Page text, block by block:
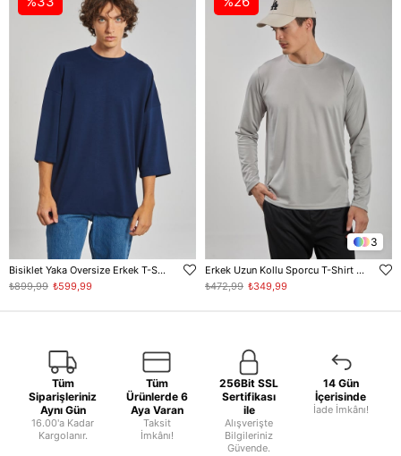
Bisiklet Yaka Oversize Erkek T-Shirt - Lacivert
₺599,99
₺899,99
3
Erkek Uzun Kollu Sporcu T-Shirt - Gri
₺349,99
₺472,99
Tüm
Siparişleriniz
Aynı Gün
16.00'a Kadar
Kargolanır.
Tüm
Ürünlerde 6
Aya Varan
Taksit
İmkânı!
256Bit SSL
Sertifikası
ile
Alışverişte
Bilgileriniz
Güvende.
14 Gün
İçerisinde
İade İmkânı!